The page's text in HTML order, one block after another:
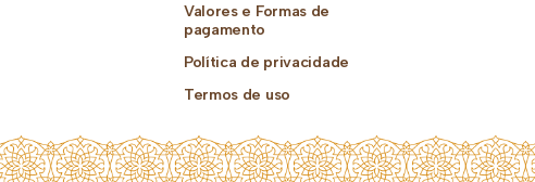
Valores e Formas de
pagamento
Política de privacidade
Termos de uso